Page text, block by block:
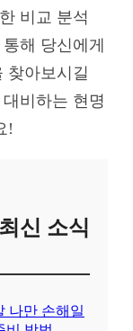
비교 분석
해 당신에게
찾아보시길
비하는 현명
!
최신 소식
나만 손해일